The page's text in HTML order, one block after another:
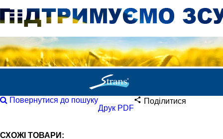
Повернутися до пошуку
Друк PDF
Поділитися
СХОЖІ ТОВАРИ: